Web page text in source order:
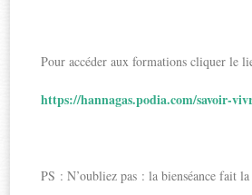
Pour accéder aux formations cliquer le
https://hannagas.podia.com/savoir-
PS : N’oubliez pas : la bienséance fait